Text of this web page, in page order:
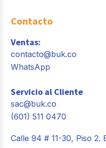
Contacto
Ventas:
contacto@buk.co
WhatsApp
Servicio al Cliente
sac@buk.co
(601) 511 0470
Calle 94 # 11-30, Piso 2.